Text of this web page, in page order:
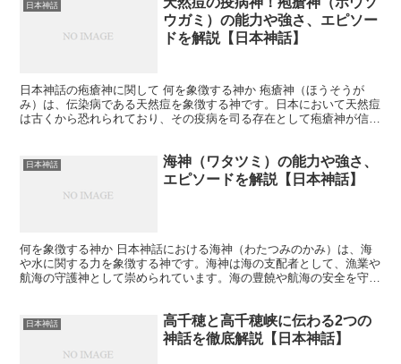
日本神話
ウガミ）の能力や強さ、エピソー
ドを解説【日本神話】
日本神話の疱瘡神に関して 何を象徴する神か 疱瘡神（ほうそうが
み）は、伝染病である天然痘を象徴する神です。日本において天然痘
は古くから恐れられており、その疫病を司る存在として疱瘡神が信仰
日本神話
海神（ワタツミ）の能力や強さ、
エピソードを解説【日本神話】
何を象徴する神か 日本神話における海神（わたつみのかみ）は、海
や水に関する力を象徴する神です。海神は海の支配者として、漁業や
航海の守護神として崇められています。海の豊饒や航海の安全を守
日本神話
高千穂と高千穂峡に伝わる2つの
神話を徹底解説【日本神話】